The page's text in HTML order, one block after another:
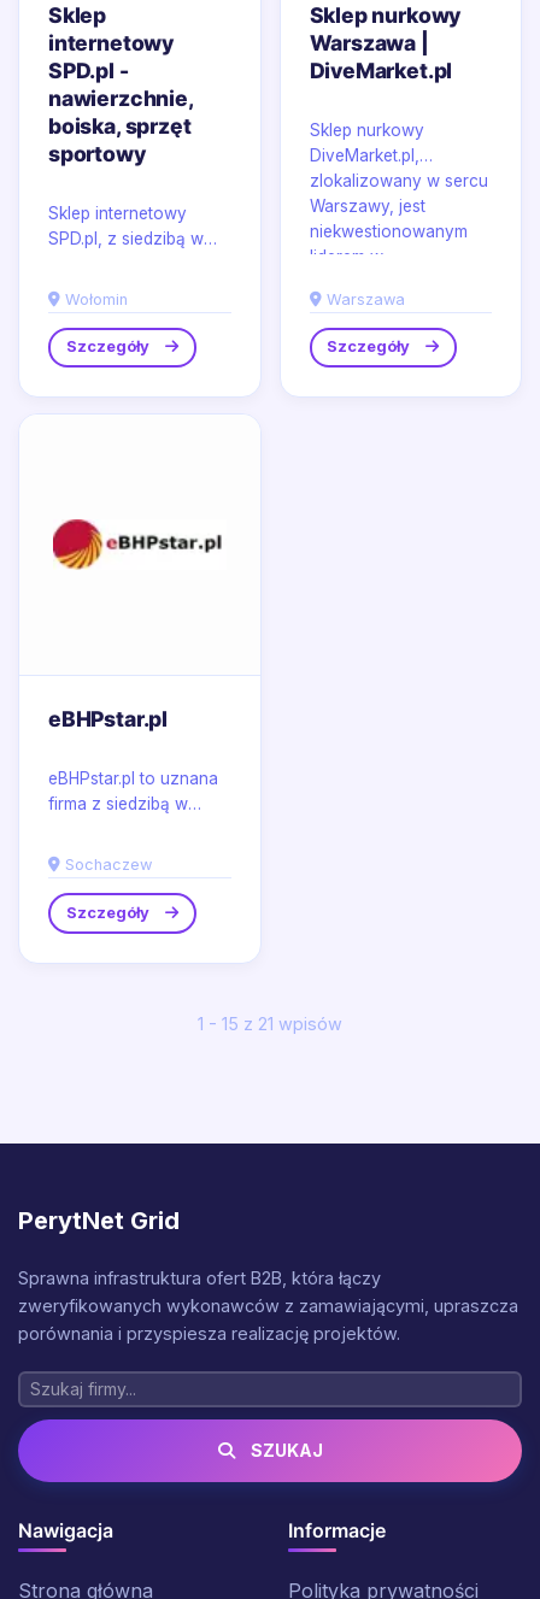
Sklep
internetowy
SPD.pl -
nawierzchnie,
boiska, sprzęt
sportowy
Sklep internetowy
SPD.pl, z siedzibą w
Wołominie, oferuje
szeroki asortyment
kompleksowych...
Wołomin
Szczegóły
Sklep nurkowy
Warszawa |
DiveMarket.pl
Sklep nurkowy
DiveMarket.pl,
zlokalizowany w sercu
Warszawy, jest
niekwestionowanym
liderem w...
Warszawa
Szczegóły
eBHPstar.pl
eBHPstar.pl to uznana
firma z siedzibą w
specjalizująca się w
kompleksowej
dystrybucji...
Sochaczew
Szczegóły
1 - 15 z 21 wpisów
PerytNet Grid
Sprawna infrastruktura ofert B2B, która łączy
zweryfikowanych wykonawców z zamawiającymi, upraszcza
porównania i przyspiesza realizację projektów.
SZUKAJ
Nawigacja
Strona główna
Informacje
Polityka prywatności